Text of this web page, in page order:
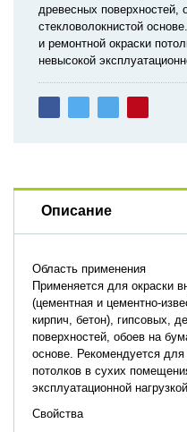
древесных поверхностей,
стекловолокнистой
и ремонтной окраски
невысокой
Описание
Область применения
Применяется для окраски
(цементная и цементно-
кирпич, бетон), гипсовых,
поверхностей, обоев на
основе. Рекомендуется
потолков в сухих
эксплуатационной
Свойства